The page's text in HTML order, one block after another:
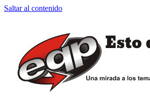
Saltar al contenido